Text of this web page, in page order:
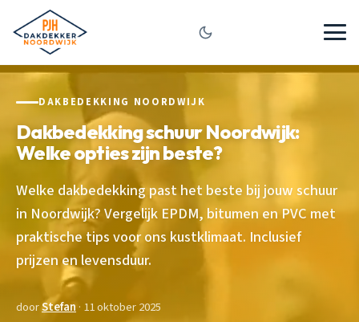
DAKBEDEKKING NOORDWIJK
Dakbedekking schuur Noordwijk:
Welke opties zijn beste?
Welke dakbedekking past het beste bij jouw schuur
in Noordwijk? Vergelijk EPDM, bitumen en PVC met
praktische tips voor ons kustklimaat. Inclusief
prijzen en levensduur.
doorStefan· 11 oktober 2025